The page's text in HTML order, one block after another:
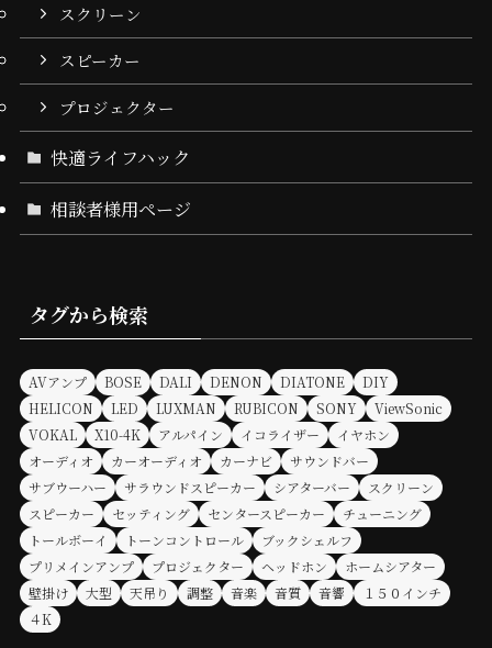
スクリーン
スピーカー
プロジェクター
快適ライフハック
相談者様用ページ
タグから検索
AVアンプ BOSE DALI DENON DIATONE
DIY
HELICON
LED LUXMAN RUBICON SONY
ViewSonic
VOKAL
X10-4K アルパイン イコライザー
イヤホン
オーディオ
カーオーディオ カーナビ
サウンドバー
サブウーハー
サラウンドスピーカー シアターバー
スクリーン
スピーカー
セッティング センタースピーカー
チューニング
トールボーイ
トーンコントロール
ブックシェルフ
プリメインアンプ
プロジェクター ヘッドホン
ホームシアター
壁掛け
大型 天吊り 調整 音楽 音質 音響
１５０インチ
４K